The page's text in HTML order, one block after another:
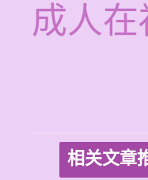
成人
相关文章